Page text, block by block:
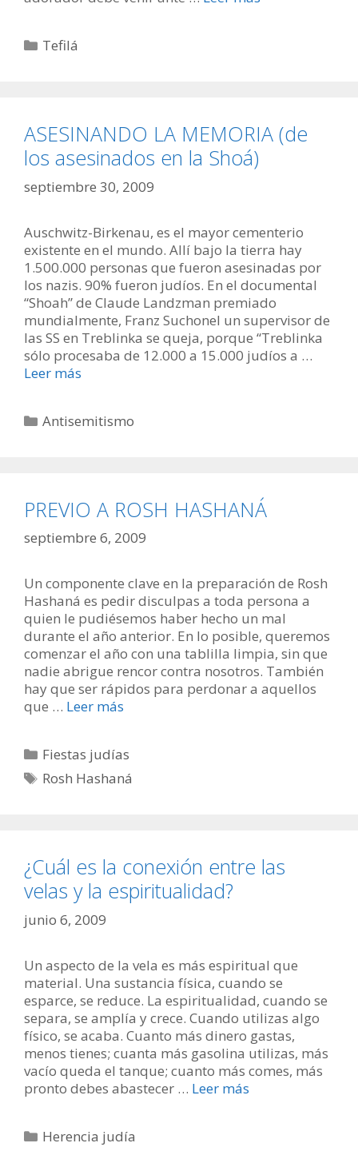
Categorías
Tefilá
ASESINANDO LA MEMORIA (de
los asesinados en la Shoá)
septiembre 30, 2009
Auschwitz-Birkenau, es el mayor cementerio
existente en el mundo. Allí bajo la tierra hay
1.500.000 personas que fueron asesinadas por
los nazis. 90% fueron judíos. En el documental
“Shoah” de Claude Landzman premiado
mundialmente, Franz Suchonel un supervisor de
las SS en Treblinka se queja, porque “Treblinka
sólo procesaba de 12.000 a 15.000 judíos a …
Leer más
Categorías
Antisemitismo
PREVIO A ROSH HASHANÁ
septiembre 6, 2009
Un componente clave en la preparación de Rosh
Hashaná es pedir disculpas a toda persona a
quien le pudiésemos haber hecho un mal
durante el año anterior. En lo posible, queremos
comenzar el año con una tablilla limpia, sin que
nadie abrigue rencor contra nosotros. También
hay que ser rápidos para perdonar a aquellos
que … Leer más
Categorías
Fiestas judías
Etiquetas
Rosh Hashaná
¿Cuál es la conexión entre las
velas y la espiritualidad?
junio 6, 2009
Un aspecto de la vela es más espiritual que
material. Una sustancia física, cuando se
esparce, se reduce. La espiritualidad, cuando se
separa, se amplía y crece. Cuando utilizas algo
físico, se acaba. Cuanto más dinero gastas,
menos tienes; cuanta más gasolina utilizas, más
vacío queda el tanque; cuanto más comes, más
pronto debes abastecer … Leer más
Categorías
Herencia judía